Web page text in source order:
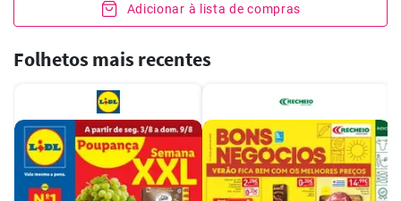
Adicionar à lista de compras
Folhetos mais recentes